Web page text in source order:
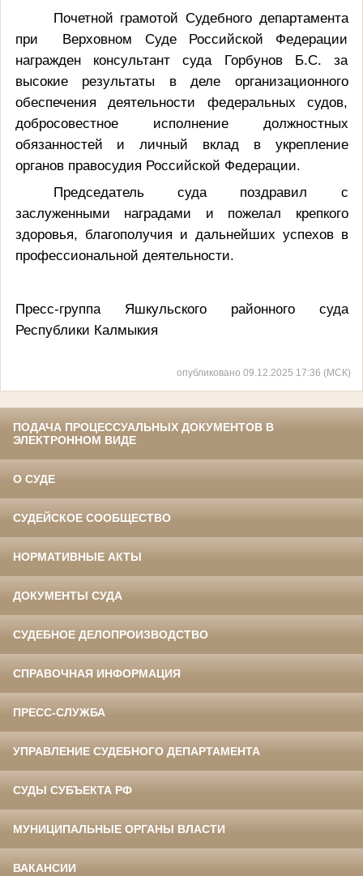
Почетной грамотой Судебного департамента
при Верховном Суде Российской Федерации
награжден консультант суда Горбунов Б.С. за
высокие результаты в деле организационного
обеспечения деятельности федеральных судов,
добросовестное исполнение должностных
обязанностей и личный вклад в укрепление
органов правосудия Российской Федерации.
Председатель суда поздравил с
заслуженными наградами и пожелал крепкого
здоровья, благополучия и дальнейших успехов в
профессиональной деятельности.
Пресс-группа Яшкульского районного суда
Республики Калмыкия
опубликовано 09.12.2025 17:36 (МСК)
ПОДАЧА ПРОЦЕССУАЛЬНЫХ ДОКУМЕНТОВ В
ЭЛЕКТРОННОМ ВИДЕ
О СУДЕ
СУДЕЙСКОЕ СООБЩЕСТВО
НОРМАТИВНЫЕ АКТЫ
ДОКУМЕНТЫ СУДА
СУДЕБНОЕ ДЕЛОПРОИЗВОДСТВО
СПРАВОЧНАЯ ИНФОРМАЦИЯ
ПРЕСС-СЛУЖБА
УПРАВЛЕНИЕ СУДЕБНОГО ДЕПАРТАМЕНТА
СУДЫ СУБЪЕКТА РФ
МУНИЦИПАЛЬНЫЕ ОРГАНЫ ВЛАСТИ
ВАКАНСИИ